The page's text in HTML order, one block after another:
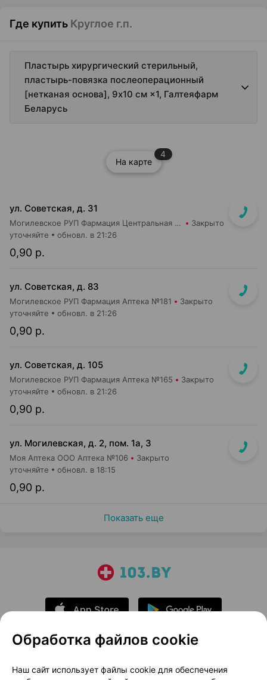
Где купить Круглое г.п.
Пластырь хирургический стерильный,
пластырь-повязка послеоперационный
[нетканая основа], 9х10 см ×1, Галтеяфарм
Беларусь
На карте
4
ул. Советская, д. 31
Могилевское РУП Фармация Центральная районная аптека №44 Закрыто
0,90 р.
уточняйте обновл. в 21:26
ул. Советская, д. 83
Могилевское РУП Фармация Аптека №181 Закрыто
0,90 р.
уточняйте обновл. в 21:26
ул. Советская, д. 105
Могилевское РУП Фармация Аптека №165 Закрыто
0,90 р.
уточняйте обновл. в 21:26
ул. Могилевская, д. 2, пом. 1а, 3
Моя Аптека ООО Аптека №106 Закрыто
0,90 р.
уточняйте обновл. в 18:15
Показать еще
О проекте Новости проекта
Обработка файлов cookie
Наш сайт использует файлы cookie для обеспечения